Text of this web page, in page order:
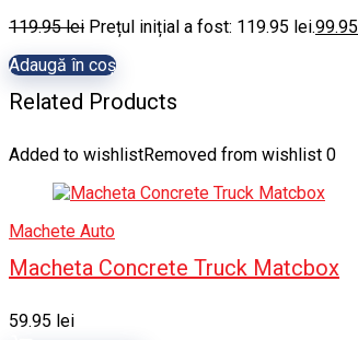
119.95lei Prețul inițial a fost: 119.95 lei.99.95
Adaugă în coș
Related Products
Added to wishlistRemoved from wishlist 0
Machete Auto
Macheta Concrete Truck Matcbox
59.95 lei